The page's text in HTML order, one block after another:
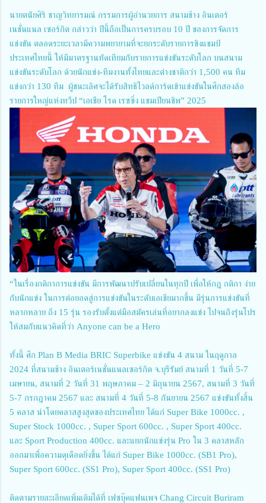
นายตนัยศิริ ชาญวิทยารมณ์ กรรมการผู้อำนวยการ สนามช้าง อินเตอร์
เนชั่นแนล เซอร์กิต กล่าวว่า ปีนี้ถือเป็นการครบรอบ 10 ปี ของการจัดการ
แข่งขัน ตลอดระยะเวลามีความพยายามที่จะยกระดับรายการชิงแชมป์
ประเทศไทยนี้ ให้มีมาตรฐานทัดเทียมกับรายการแข่งขันระดับโลก บนสนาม
แข่งขันระดับโลก ด้วยนักแข่ง-ทีมงานทั้งไทยและต่างชาติกว่า 1,500 คน ทีม
แข่งกว่า 130 ทีม ผู้ชนะเลิศจะได้รับสิทธิไวลด์การ์ดเข้าแข่งขันในศึกสองล้อ
รายการใหญ่แห่งทวีป “เอเชีย โรด เรซซิ่ง แชมเปียนชิพ” 2025
“ในเรื่องกติกาการแข่งขัน มีการพัฒนาปรับเปลี่ยนในทุกปี เพื่อให้กฎ กติกา ง่าย
กับนักแข่ง ในการต่อยอดสู่การแข่งขันในระดับเอเชียมากขึ้น มีรุ่นการแข่งขันที่
หลากหลาย ถึง 15 รุ่น รองรับตั้งแต่มือสมัครเล่นที่อยากลงแข่ง ไปจนถึงรุ่นโปร
ให้สมกับแนวคิดที่ว่า Anyone can be a Hero
ทั้งนี้ ศึก Plan B Media BRIC Superbike แข่งขัน 4 สนาม ในฤดูกาล
2024 ที่สนามช้าง อินเตอร์เนชั่นแนลเซอร์กิต จ.บุรีรัมย์ สนามที่ 1 วันที่ 5-7
เมษายน, สนามที่ 2 วันที่ 31 พฤษภาคม – 2 มิถุนายน 2567, สนามที่ 3 วันที่
5-7 กรกฎาคม 2567 และ สนามที่ 4 วันที่ 5-8 กันยายน 2567 แข่งขันทั้งสิ้น
5 คลาส นำโดยคลาสสูงสุดของประเทศไทย ได้แก่ Super Bike 1000cc. ,
Super Stock 1000cc. , Super Sport 600cc. , Super Sport 400cc.
และ Sport Production 400cc. และแยกนักแข่งรุ่น Pro ใน 3 คลาสหลัก
ออกมาเพื่อความดุเดือดยิ่งขึ้น ได้แก่ Super Bike 1000cc. (SB1 Pro),
Super Sport 600cc. (SS1 Pro), Super Sport 400cc. (SS1 Pro)
ติดตามรายละเอียดเพิ่มเติมได้ที่ เฟซบุ๊คแฟนเพจ Chang Circuit Buriram